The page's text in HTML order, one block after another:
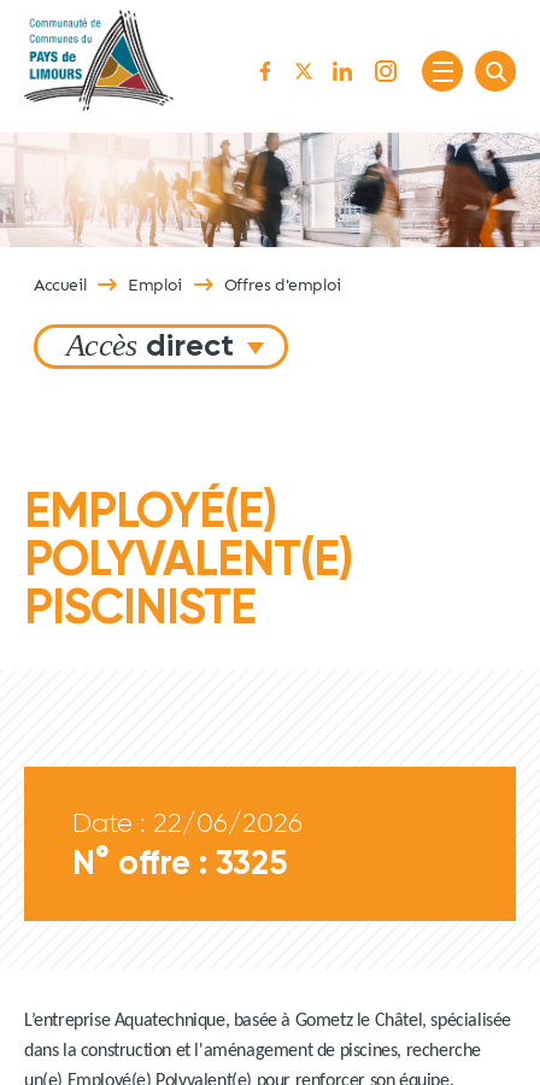
Passer au contenu
Accueil Emploi Offres d'emploi
Accès direct
EMPLOYÉ(E)
POLYVALENT(E)
PISCINISTE
Date : 22/06/2026
N° offre : 3325
L’entreprise Aquatechnique, basée à Gometz le Châtel, spécialisée
dans la construction et l'aménagement de piscines, recherche